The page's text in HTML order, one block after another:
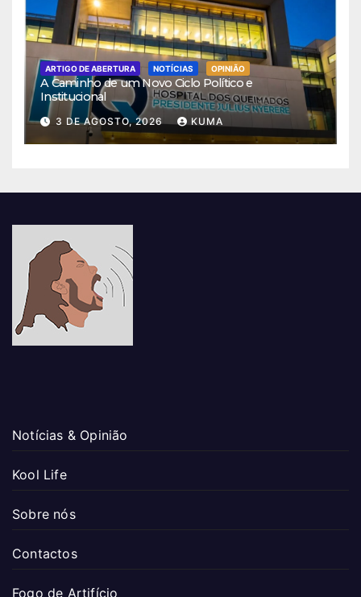
ARTIGO DE ABERTURA NOTÍCIAS OPINIÃO
A Caminho de um Novo Ciclo Político e
Institucional
3 DE AGOSTO, 2026 KUMA
Notícias & Opinião
Kool Life
Sobre nós
Contactos
Fogo de Artifício